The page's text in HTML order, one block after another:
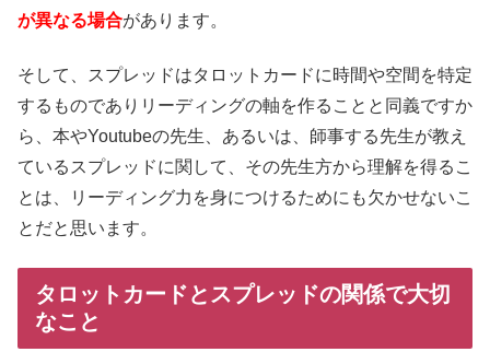
が異なる場合があります。
そして、スプレッドはタロットカードに時間や空間を特定
するものでありリーディングの軸を作ることと同義ですか
ら、本やYoutubeの先生、あるいは、師事する先生が教え
ているスプレッドに関して、その先生方から理解を得るこ
とは、リーディング力を身につけるためにも欠かせないこ
とだと思います。
タロットカードとスプレッドの関係で大切
なこと